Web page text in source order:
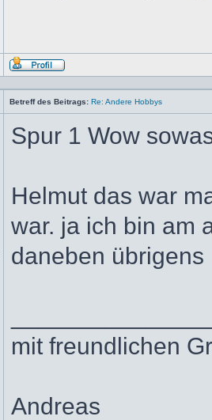
Profil
Betreff des Beitrags: Re: Andere Hobbys
Spur 1 Wow
Helmut das war
war. ja ich bin am
daneben
mit freundlichen
Andreas